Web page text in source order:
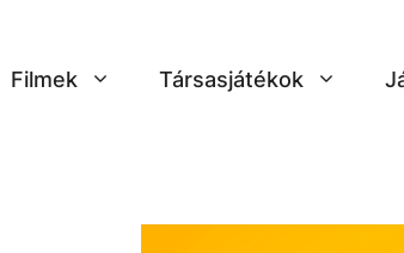
Filmek Társasjátékok